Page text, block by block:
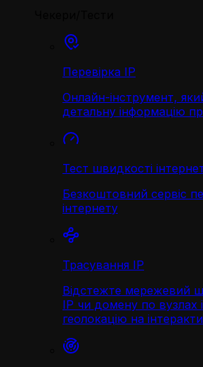
Перевірка IP
Онлайн-інструмент,
детальну інформацію
Тест швидкості
Безкоштовний сервіс
інтернету
Трасування IP
Відстежте мережевий
IP чи домену по вузлах
геолокацію на